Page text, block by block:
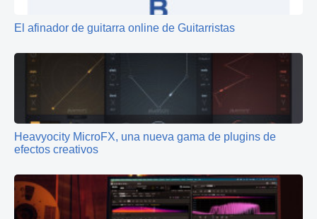
El afinador de guitarra online de Guitarristas
Heavyocity MicroFX, una nueva gama de plugins de
efectos creativos